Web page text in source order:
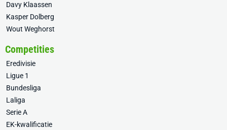
Davy Klaassen
Kasper Dolberg
Wout Weghorst
Competities
Eredivisie
Ligue 1
Bundesliga
Laliga
Serie A
EK-kwalificatie